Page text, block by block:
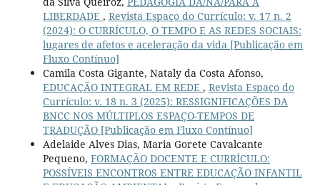
LIBERDADE , Revista Espaço do Currículo: v. 17 n. 2
(2024): O CURRÍCULO, O TEMPO E AS REDES SOCIAIS:
lugares de afetos e aceleração da vida [Publicação em
Fluxo Contínuo]
Camila Costa Gigante, Nataly da Costa Afonso,
EDUCAÇÃO INTEGRAL EM REDE , Revista Espaço do
Currículo: v. 18 n. 3 (2025): RESSIGNIFICAÇÕES DA
BNCC NOS MÚLTIPLOS ESPAÇO-TEMPOS DE
TRADUÇÃO [Publicação em Fluxo Contínuo]
Adelaide Alves Dias, Maria Gorete Cavalcante
Pequeno, FORMAÇÃO DOCENTE E CURRÍCULO:
POSSÍVEIS ENCONTROS ENTRE EDUCAÇÃO INFANTIL